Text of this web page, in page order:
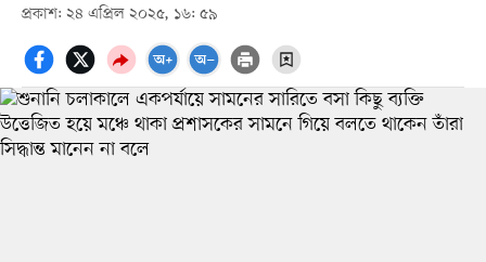
প্রকাশ: ২৪ এপ্রিল ২০২৫, ১৬: ৫৯